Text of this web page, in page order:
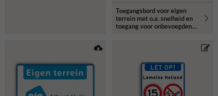
Toegangsbord voor eigen
terrein met o.a. snelheid en
toegang voor onbevoegden